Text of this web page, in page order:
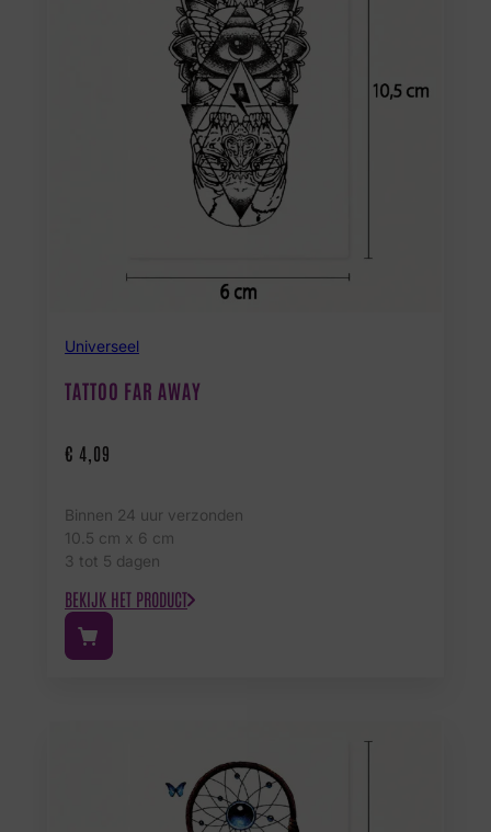
Universeel
TATTOO FAR AWAY
€ 4,09
Binnen 24 uur verzonden
10.5 cm x 6 cm
3 tot 5 dagen
BEKIJK HET PRODUCT